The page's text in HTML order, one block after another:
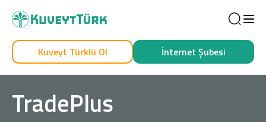
Kendim İçin
Kuveyt Türklü Ol İnternet Şubesi
TradePlus